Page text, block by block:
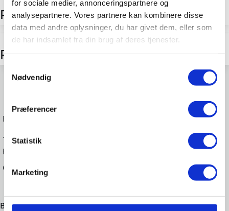
for sociale medier, annonceringspartnere og
analysepartnere. Vores partnere kan kombinere disse
data med andre oplysninger, du har givet dem, eller som
de har indsamlet fra din brug af deres tjenester.
Samtykkevalg
Nødvendig
Præferencer
Statistik
Marketing
Proace City Electric
Proace Electric
Fredericia, Give, Horsens, Odder og Vejle
.
Haderslevvej 1, 7100 Vejle
CVR. 27345859
Biler